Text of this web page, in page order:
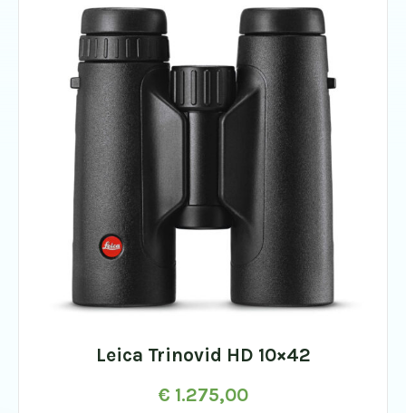
Leica Trinovid HD 10×42
€ 1.275,00